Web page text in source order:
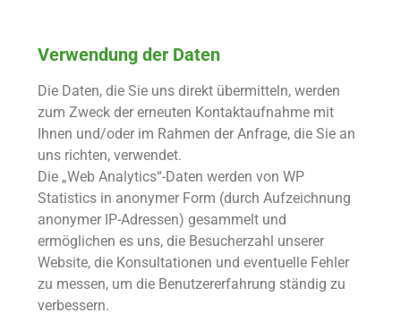
Verwendung der Daten
Die Daten, die Sie uns direkt übermitteln, werden
zum Zweck der erneuten Kontaktaufnahme mit
Ihnen und/oder im Rahmen der Anfrage, die Sie an
uns richten, verwendet.
Die „Web Analytics“-Daten werden von WP
Statistics in anonymer Form (durch Aufzeichnung
anonymer IP-Adressen) gesammelt und
ermöglichen es uns, die Besucherzahl unserer
Website, die Konsultationen und eventuelle Fehler
zu messen, um die Benutzererfahrung ständig zu
verbessern.